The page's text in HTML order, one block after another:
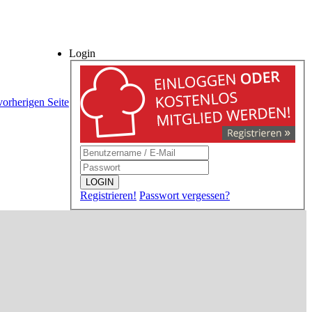
Login
LOGIN
Registrieren! Passwort vergessen?
Seite